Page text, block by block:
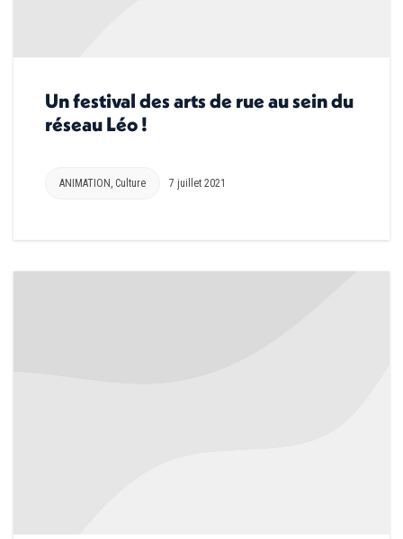
Un festival des arts de rue au sein du
réseau Léo !
ANIMATION , Culture 7 juillet 2021